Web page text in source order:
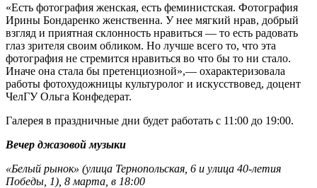
«Есть фотография женская, есть феминистская. Фотография
Ирины Бондаренко женственна. У нее мягкий нрав, добрый
взгляд и приятная склонность нравиться — то есть радовать
глаз зрителя своим обликом. Но лучше всего то, что эта
фотография не стремится нравиться во что бы то ни стало.
Иначе она стала бы претенциозной»,— охарактеризовала
работы фотохудожницы культуролог и искусствовед, доцент
ЧелГУ Ольга Конфедерат.
Галерея в праздничные дни будет работать с 11:00 до 19:00.
Вечер джазовой музыки
«Белый рынок» (улица Тернопольская, 6 и улица 40-летия
Победы, 1), 8 марта, в 18:00